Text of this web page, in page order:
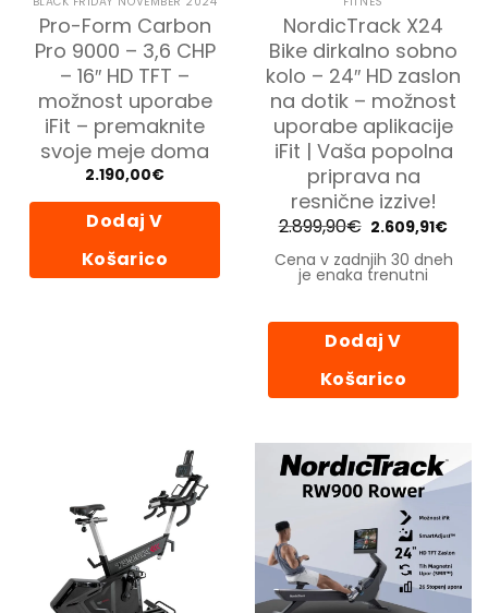
Pro-Form Carbon
Pro 9000 – 3,6 CHP
– 16″ HD TFT –
možnost uporabe
iFit – premaknite
svoje meje doma
2.190,00€
Dodaj V
Košarico
NordicTrack X24
Bike dirkalno sobno
kolo – 24″ HD zaslon
na dotik – možnost
uporabe aplikacije
iFit | Vaša popolna
priprava na
resnične izzive!
2.899,90€ Izvirna
cena
je
bila:
2.899,90€.
2.609,91€
je:
Cena v zadnjih 30 dneh
je enaka trenutni
Dodaj V
Košarico